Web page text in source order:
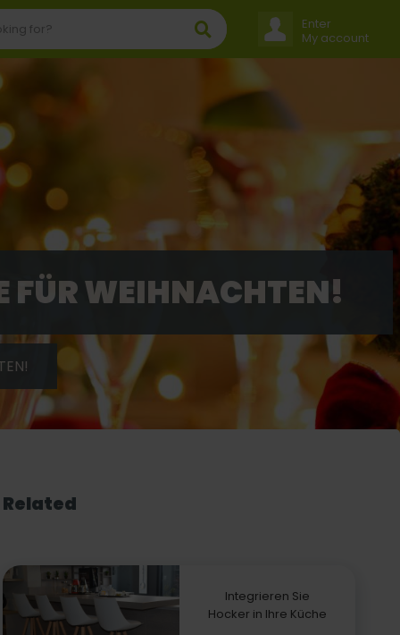
Enter
My account
FÜR WEIHNACHTEN!
Related
Integrieren Sie
Hocker in Ihre Küche